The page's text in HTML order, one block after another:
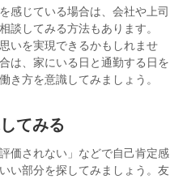
感じている場合は、会社や上司
談してみる方法もあります。
いを実現できるかもしれませ
は、家にいる日と通勤する日を
き方を意識してみましょう。
てみる
価されない」などで自己肯定感
い部分を探してみましょう。友